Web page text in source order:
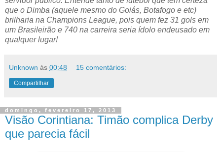
que o Dimba (aquele mesmo do Goiás, Botafogo e etc)
brilharia na Champions League, pois quem fez 31 gols em
um Brasileirão e 740 na carreira seria ídolo endeusado em
qualquer lugar!
Unknown às 00:48 15 comentários:
Compartilhar
domingo, fevereiro 17, 2013
Visão Corintiana: Timão complica Derby
que parecia fácil